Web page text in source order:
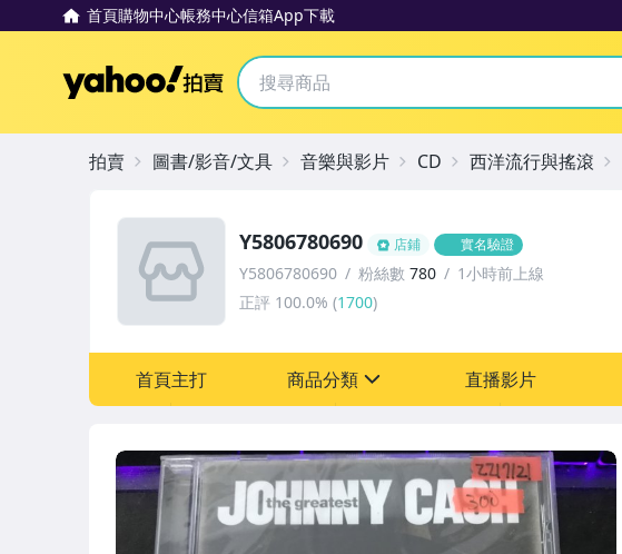
首頁購物中心帳務中心信箱App下載
Yahoo拍賣
Y5806780690 店鋪 實名驗證
Y5806780690 粉絲數 780
1小時前上線
正評 100.0% (1700)
首頁主打 商品分類 直播影片
拍賣 圖書/影音/文具 音樂與影片 CD 西洋流行與搖滾